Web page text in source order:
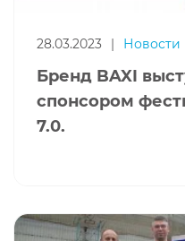
28.03.2023 | Новости
Бренд BAXI
спонсором
7.0.